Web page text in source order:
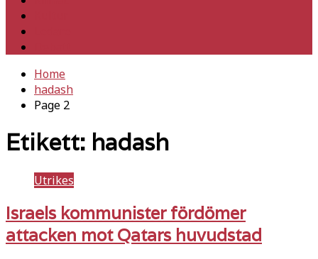
Home
hadash
Page 2
Etikett: hadash
Utrikes
Israels kommunister fördömer
attacken mot Qatars huvudstad